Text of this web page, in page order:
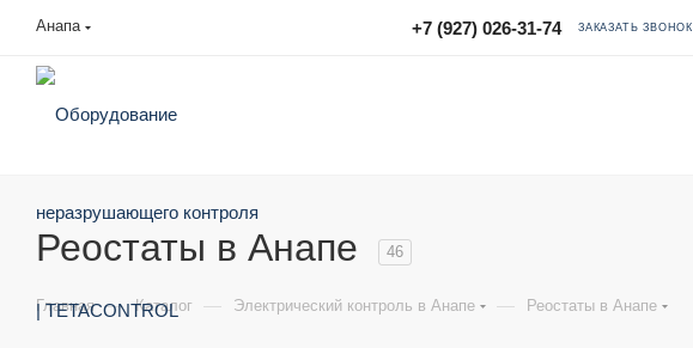
Анапа +7 (927) 026-31-74 ЗАКАЗАТЬ ЗВОНОК
Реостаты в Анапе 46
Главная — Каталог — Электрический контроль в Анапе — Реостаты в Анапе